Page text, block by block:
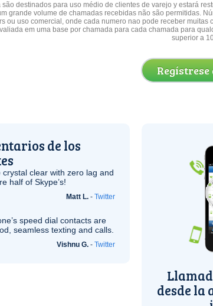
são destinados para uso médio de clientes de varejo y estará
grande volume de chamadas recebidas não são permitidas.
ou uso comercial, onde cada numero nao pode receber muitas
em uma base por chamada para cada chamada para
superior a
de los
crystal clear with zero lag and
half of Skype’s!
Matt L. - Twitter
speed dial contacts are
seamless texting and calls.
Vishnu G. - Twitter
desde la